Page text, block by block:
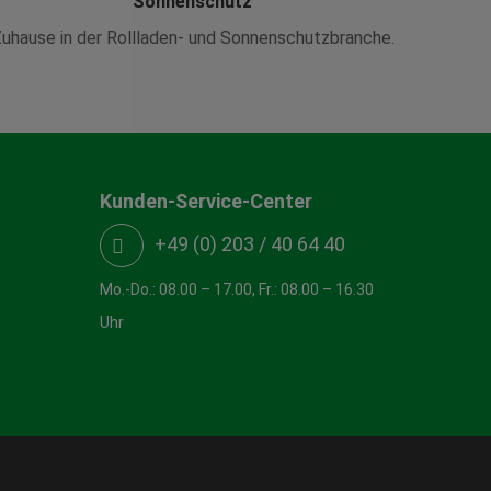
in der Rollladen- und Sonnenschutzbranche.
Kunden-Service-Center
+49 (0) 203 / 40 64 40
Mo.-Do.: 08.00 – 17.00, Fr.: 08.00 – 16.30
Uhr